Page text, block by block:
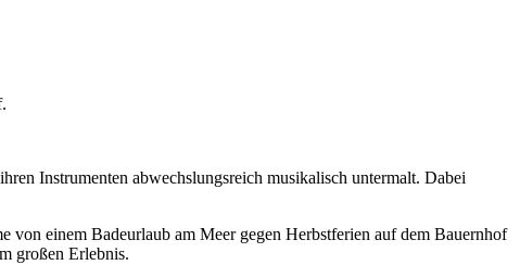
Instrumenten abwechslungsreich musikalisch untermalt. Dabei
von einem Badeurlaub am Meer gegen Herbstferien auf dem Bauernhof
großen Erlebnis.